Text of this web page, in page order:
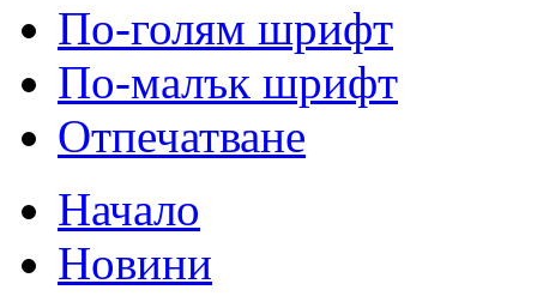
По-голям шрифт
По-малък шрифт
Отпечатване
Начало
Новини